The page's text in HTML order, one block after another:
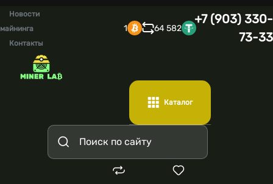
Новости
майнинга
Контакты
1 64 582
+7 (903) 330-
73-33
Каталог